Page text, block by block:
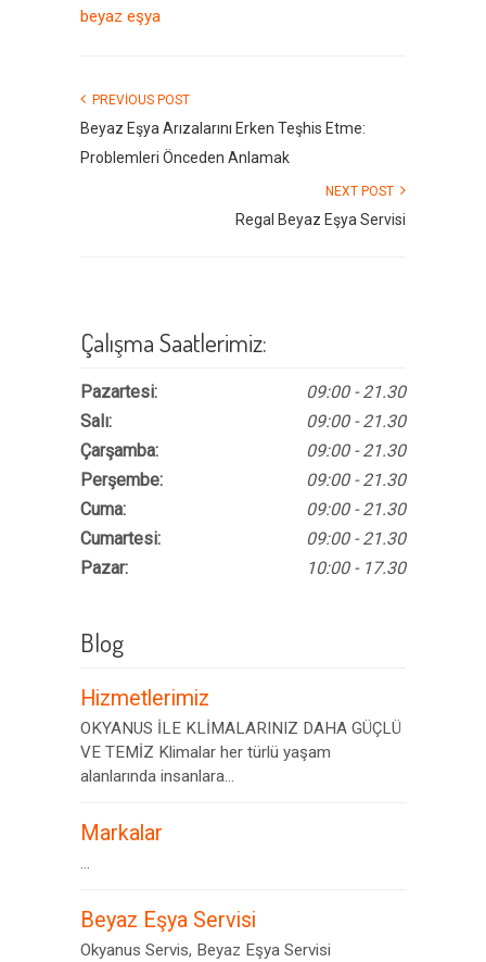
beyaz eşya
PREVIOUS POST
Beyaz Eşya Arızalarını Erken Teşhis Etme:
Problemleri Önceden Anlamak
NEXT POST
Regal Beyaz Eşya Servisi
Çalışma Saatlerimiz:
Pazartesi:
Salı:
Çarşamba:
Perşembe:
Cuma:
Cumartesi:
Pazar:
09:00 - 21.30
09:00 - 21.30
09:00 - 21.30
09:00 - 21.30
09:00 - 21.30
09:00 - 21.30
10:00 - 17.30
Blog
Hizmetlerimiz
OKYANUS İLE KLİMALARINIZ DAHA GÜÇLÜ
VE TEMİZ Klimalar her türlü yaşam
alanlarında insanlara...
Markalar
...
Beyaz Eşya Servisi
Okyanus Servis, Beyaz Eşya Servisi